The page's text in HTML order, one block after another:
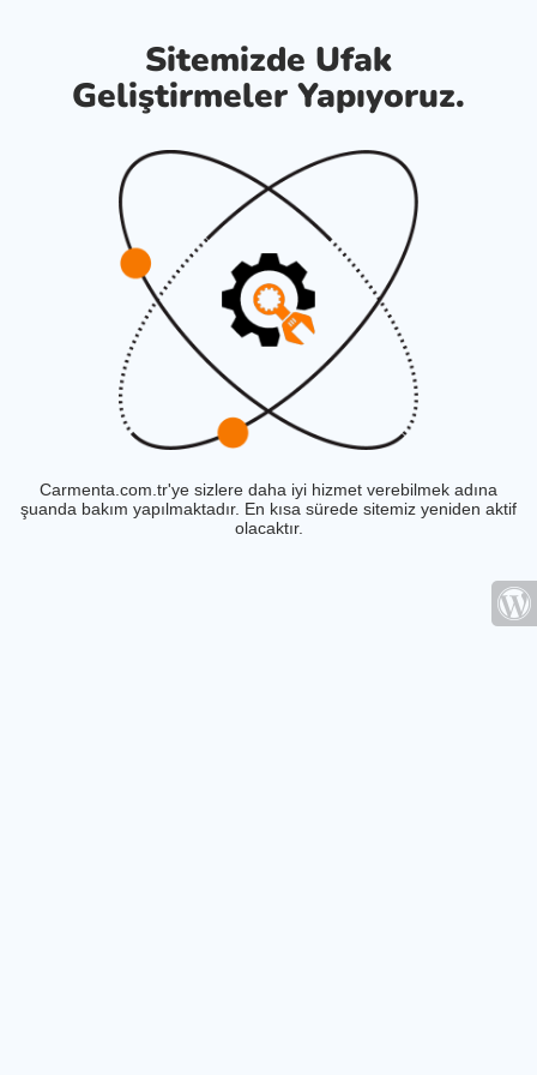
Sitemizde Ufak
Geliştirmeler Yapıyoruz.
Carmenta.com.tr'ye sizlere daha iyi hizmet verebilmek adına
şuanda bakım yapılmaktadır. En kısa sürede sitemiz yeniden aktif
olacaktır.